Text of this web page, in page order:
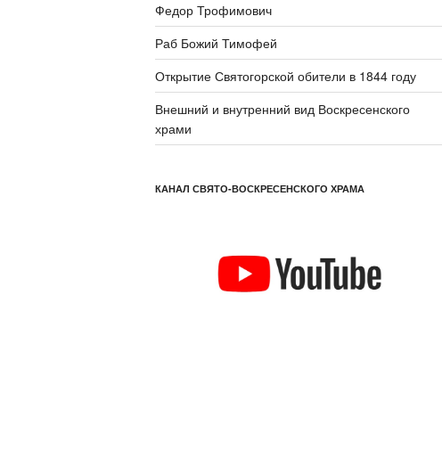
Федор Трофимович
Раб Божий Тимофей
Открытие Святогорской обители в 1844 году
Внешний и внутренний вид Воскресенского
храми
КАНАЛ СВЯТО-ВОСКРЕСЕНСКОГО ХРАМА